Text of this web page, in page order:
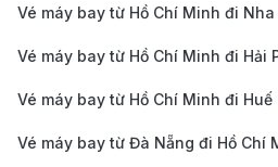
năm và nhiều công trình
Cầu Vàng, hầm rượu cổ
Vé máy bay từ Hồ Chí Minh đi Nha
Vé máy bay từ Hồ Chí Minh đi Hải
Vé máy bay từ Hồ Chí Minh đi Huế
Vé máy bay từ Đà Nẵng đi Hồ Chí